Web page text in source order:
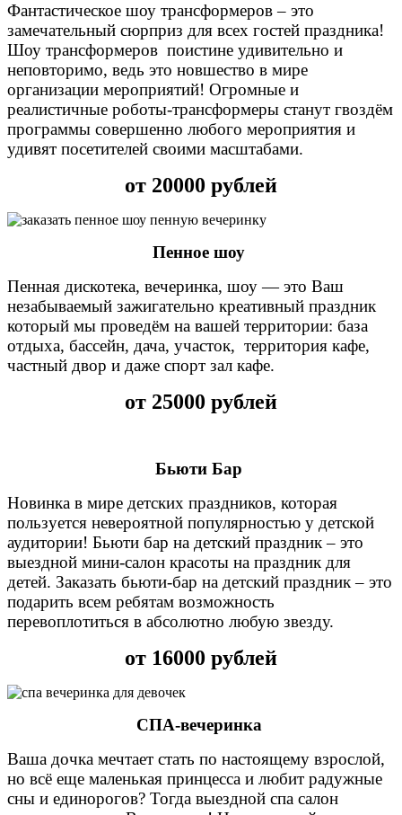
Фантастическое шоу трансформеров – это
замечательный сюрприз для всех гостей праздника!
Шоу трансформеров поистине удивительно и
неповторимо, ведь это новшество в мире
организации мероприятий! Огромные и
реалистичные роботы-трансформеры станут гвоздём
программы совершенно любого мероприятия и
удивят посетителей своими масштабами.
от 20000 рублей
Пенное шоу
Пенная дискотека, вечеринка, шоу — это Ваш
незабываемый зажигательно креативный праздник
который мы проведём на вашей территории: база
отдыха, бассейн, дача, участок, территория кафе,
частный двор и даже спорт зал кафе.
от 25000 рублей
Бьюти Бар
Новинка в мире детских праздников, которая
пользуется невероятной популярностью у детской
аудитории! Бьюти бар на детский праздник – это
выездной мини-салон красоты на праздник для
детей. Заказать бьюти-бар на детский праздник – это
подарить всем ребятам возможность
перевоплотиться в абсолютно любую звезду.
от 16000 рублей
СПА-вечеринка
Ваша дочка мечтает стать по настоящему взрослой,
но всё еще маленькая принцесса и любит радужные
сны и единорогов? Тогда выездной спа салон